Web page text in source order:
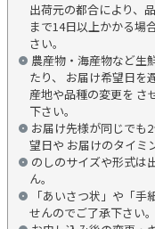
出荷元の都合により、
まで14日以上かかる場
さい。
農産物・海産物など生
たり、 お届け希望日を
産地や品種の変更を さ
下さい。
お届け先様が同じでも
望日や お届けのタイミ
のしのサイズや形式は
ん。
「あいさつ状」や「
せんのでご了承下さい。